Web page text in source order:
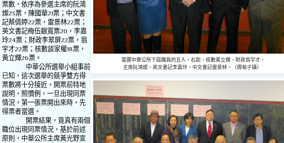
當選中華公所下屆職員的五人，右起，核數黃立輝，財政翁宇才，
主席阮鴻燦，英文書記李嘉玲，中文書記雷景林。（周菊子攝）
票數，依序為參選主席的阮鴻
燦23票，陳國華21票；中文書
記蔡倩婷22票，雷景林22票；
英文書記梅伍銀寬票20 ，李嘉
玲24票；財政李翠屏22票，翁
宇才22票；核數談家權18票，
黃立輝26票。
中華公所選舉小組事前
已知，這次選舉的競爭雙方得
票數將十分接近，開票前特地
說明，照慣例，一旦出現同票
情況，第一張票開出來時，先
得票者當選。
開票結果，竟真有兩個
職位出現同票情況，基於前述
原則，中華公所主席黃光野宣